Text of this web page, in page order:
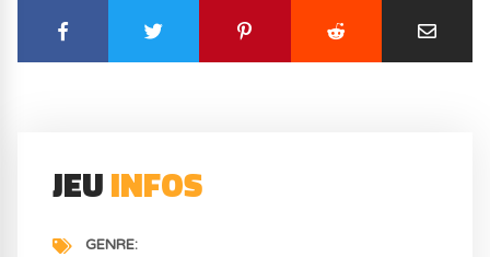
JEUINFOS
GENRE